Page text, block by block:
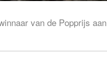
van de Popprijs aan